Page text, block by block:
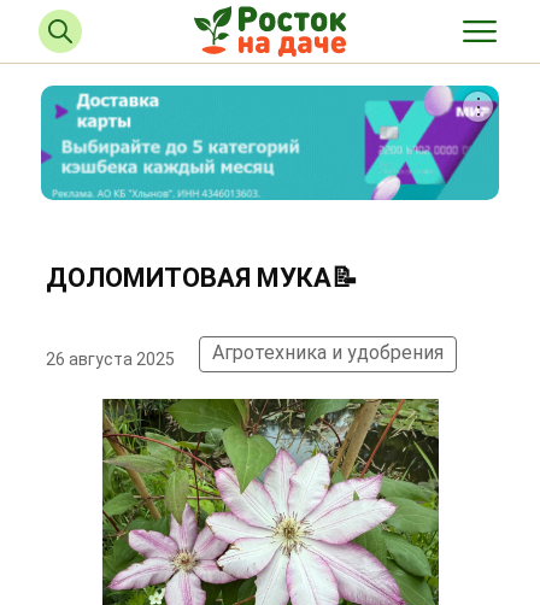
ДОЛОМИТОВАЯ МУКА📝
26 августа 2025 Агротехника и удобрения